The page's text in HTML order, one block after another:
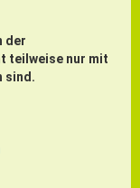
der
teilweise nur mit
sind.